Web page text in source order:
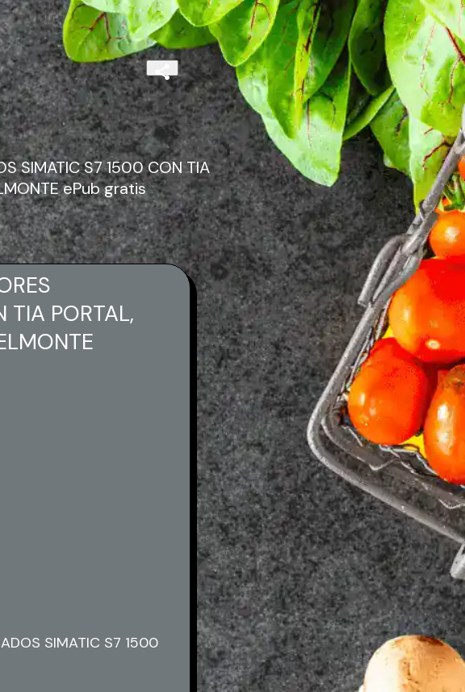
SIMATIC S7 1500 CON TIA
ePub gratis
TIA PORTAL,
SIMATIC S7 1500